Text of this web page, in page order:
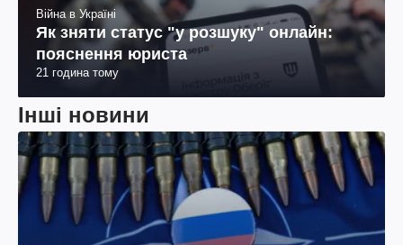
Війна в Україні
Як зняти статус "у розшуку" онлайн:
пояснення юриста
21 година тому
Інші новини